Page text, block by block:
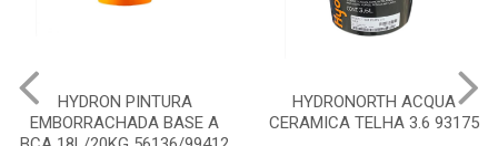
HYDRON PINTURA
EMBORRACHADA BASE A
HYDRONORTH ACQUA
CERAMICA TELHA 3.6 93175